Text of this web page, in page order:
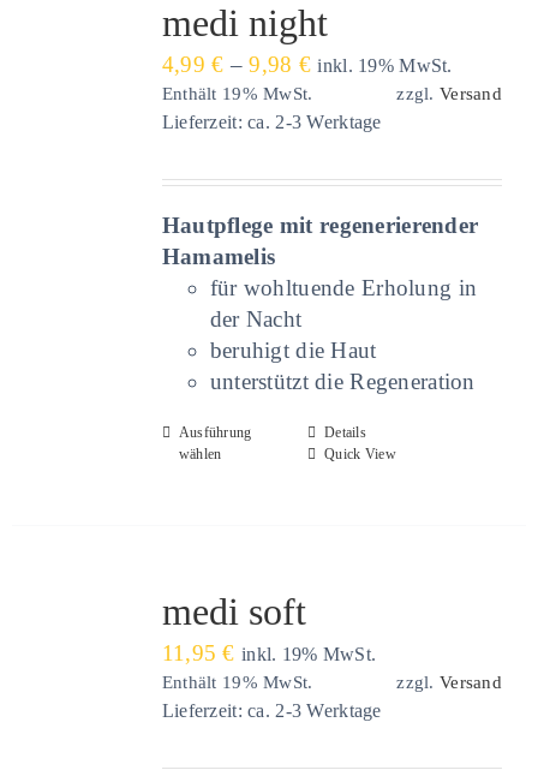
Die
Optionen
können
auf
Produktseite
gewählt
medi night
4,99€ –9,98 €Preisspanne:
4,99 €
bis
inkl. 19% MwSt.
Enthält 19% MwSt.
zzgl. Versand
Lieferzeit: ca. 2-3 Werktage
Hautpflege mit regenerierender
Hamamelis
für wohltuende Erholung in
der Nacht
beruhigt die Haut
unterstützt die Regeneration
Ausführung
wählen
Dieses
Produkt
Optionen
können
auf
Details
Quick View
medi soft
11,95€ inkl. 19% MwSt.
Enthält 19% MwSt.
zzgl. Versand
Lieferzeit: ca. 2-3 Werktage